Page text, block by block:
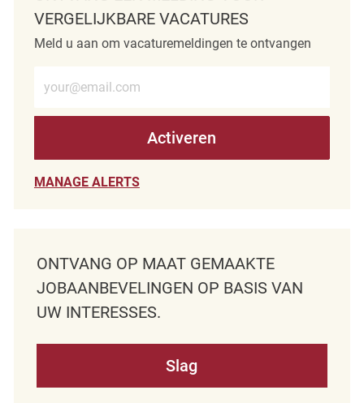
VERGELIJKBARE VACATURES
Meld u aan om vacaturemeldingen te ontvangen
Activeren
MANAGE ALERTS
ONTVANG OP MAAT GEMAAKTE
JOBAANBEVELINGEN OP BASIS VAN
UW INTERESSES.
Slag